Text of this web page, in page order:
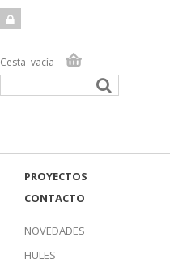
Cesta vacía
PROYECTOS
CONTACTO
NOVEDADES
HULES